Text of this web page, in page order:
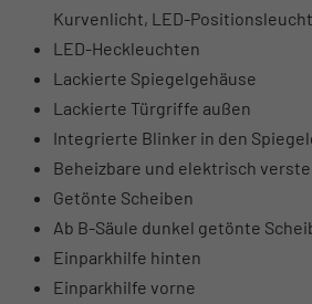
Kurvenlicht, LED-
LED-Heckleuchten
Lackierte Spiegelgehäuse
Lackierte Türgriffe außen
Integrierte Blinker in den
Beheizbare und elektrisch
Getönte Scheiben
Ab B-Säule dunkel getönte
Einparkhilfe hinten
Einparkhilfe vorne